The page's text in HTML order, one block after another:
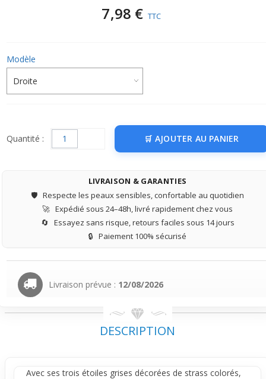
7,98 € TTC
Modèle
Quantité : AJOUTER AU PANIER
LIVRAISON & GARANTIES
🛡️ Respecte les peaux sensibles, confortable au quotidien
🚀 Expédié sous 24–48h, livré rapidement chez vous
🔄 Essayez sans risque, retours faciles sous 14 jours
🔒 Paiement 100% sécurisé
Livraison prévue : 12/08/2026
DESCRIPTION
Avec ses trois étoiles grises décorées de strass colorés,